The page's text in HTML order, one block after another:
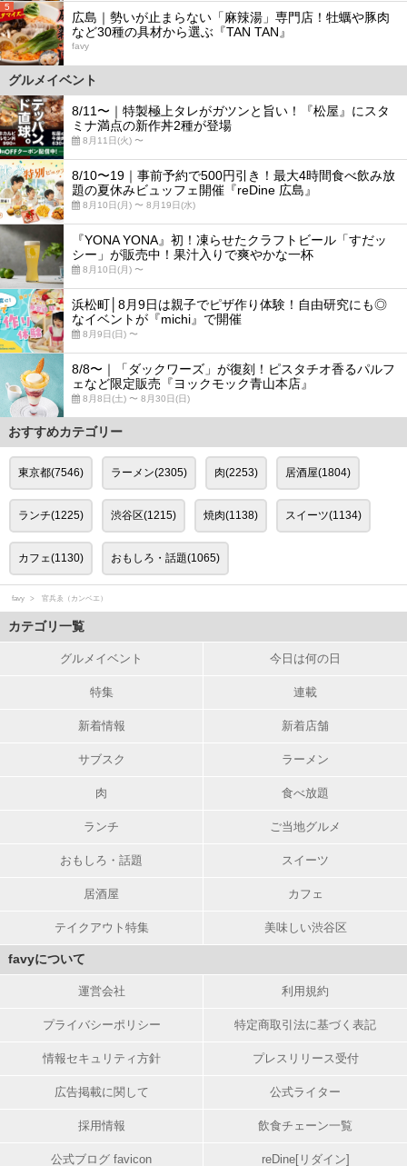
5
広島｜勢いが止まらない「麻辣湯」専門店！牡蠣や豚肉
など30種の具材から選ぶ『TAN TAN』
favy
グルメイベント
8/11〜｜特製極上タレがガツンと旨い！『松屋』にスタ
ミナ満点の新作丼2種が登場
8月11日(火) 〜
8/10〜19｜事前予約で500円引き！最大4時間食べ飲み放
題の夏休みビュッフェ開催『reDine 広島』
8月10日(月) 〜 8月19日(水)
『YONA YONA』初！凍らせたクラフトビール「すだッ
シー」が販売中！果汁入りで爽やかな一杯
8月10日(月) 〜
浜松町│8月9日は親子でピザ作り体験！自由研究にも◎
なイベントが『michi』で開催
8月9日(日) 〜
8/8〜｜「ダックワーズ」が復刻！ピスタチオ香るパルフ
ェなど限定販売『ヨックモック青山本店』
8月8日(土) 〜 8月30日(日)
おすすめカテゴリー
東京都(7546) ラーメン(2305) 肉(2253) 居酒屋(1804)
ランチ(1225) 渋谷区(1215) 焼肉(1138) スイーツ(1134)
カフェ(1130) おもしろ・話題(1065)
favy 官兵ゑ（カンベエ）
カテゴリ一覧
グルメイベント 今日は何の日
特集 連載
新着情報 新着店舗
サブスク ラーメン
肉 食べ放題
ランチ ご当地グルメ
おもしろ・話題 スイーツ
居酒屋 カフェ
テイクアウト特集 美味しい渋谷区
favyについて
運営会社 利用規約
プライバシーポリシー 特定商取引法に基づく表記
情報セキュリティ方針 プレスリリース受付
広告掲載に関して 公式ライター
採用情報 飲食チェーン一覧
公式ブログ favicon reDine[リダイン]